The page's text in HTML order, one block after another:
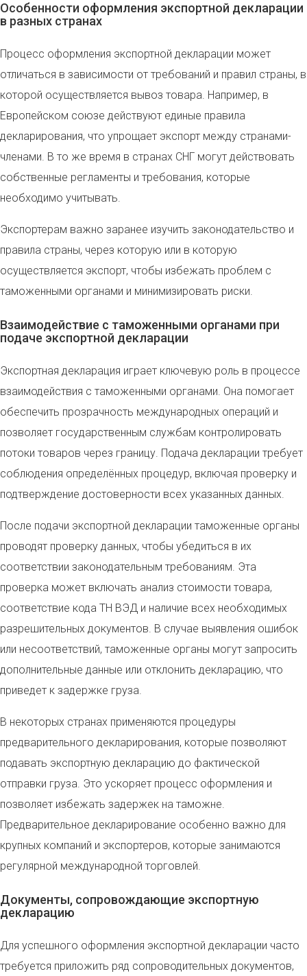
Особенности оформления экспортной декларации
в разных странах
Процесс оформления экспортной декларации может
отличаться в зависимости от требований и правил страны, в
которой осуществляется вывоз товара. Например, в
Европейском союзе действуют единые правила
декларирования, что упрощает экспорт между странами-
членами. В то же время в странах СНГ могут действовать
собственные регламенты и требования, которые
необходимо учитывать.
Экспортерам важно заранее изучить законодательство и
правила страны, через которую или в которую
осуществляется экспорт, чтобы избежать проблем с
таможенными органами и минимизировать риски.
Взаимодействие с таможенными органами при
подаче экспортной декларации
Экспортная декларация играет ключевую роль в процессе
взаимодействия с таможенными органами. Она помогает
обеспечить прозрачность международных операций и
позволяет государственным службам контролировать
потоки товаров через границу. Подача декларации требует
соблюдения определённых процедур, включая проверку и
подтверждение достоверности всех указанных данных.
После подачи экспортной декларации таможенные органы
проводят проверку данных, чтобы убедиться в их
соответствии законодательным требованиям. Эта
проверка может включать анализ стоимости товара,
соответствие кода ТН ВЭД и наличие всех необходимых
разрешительных документов. В случае выявления ошибок
или несоответствий, таможенные органы могут запросить
дополнительные данные или отклонить декларацию, что
приведет к задержке груза.
В некоторых странах применяются процедуры
предварительного декларирования, которые позволяют
подавать экспортную декларацию до фактической
отправки груза. Это ускоряет процесс оформления и
позволяет избежать задержек на таможне.
Предварительное декларирование особенно важно для
крупных компаний и экспортеров, которые занимаются
регулярной международной торговлей.
Документы, сопровождающие экспортную
декларацию
Для успешного оформления экспортной декларации часто
требуется приложить ряд сопроводительных документов,